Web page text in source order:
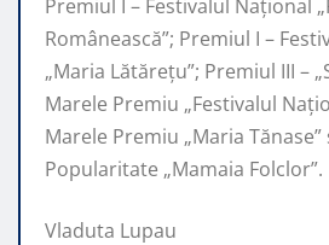
Premiul I – Festivalul Național
Românească”; Premiul I –
„Maria Lătărețu”; Premiul III –
Marele Premiu „Festivalul
Marele Premiu „Maria
Popularitate „Mamaia Folclor”.
Vladuta Lupau